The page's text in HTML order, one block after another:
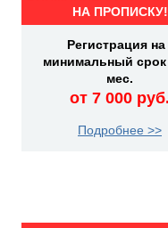
НА ПРОПИСКУ!
Регистрация на
минимальный срок
мес.
от 7 000 руб.
Подробнее >>